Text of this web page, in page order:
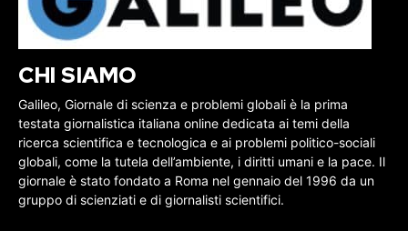
CHI SIAMO
Galileo, Giornale di scienza e problemi globali è la prima
testata giornalistica italiana online dedicata ai temi della
ricerca scientifica e tecnologica e ai problemi politico-sociali
globali, come la tutela dell’ambiente, i diritti umani e la pace. Il
giornale è stato fondato a Roma nel gennaio del 1996 da un
gruppo di scienziati e di giornalisti scientifici.